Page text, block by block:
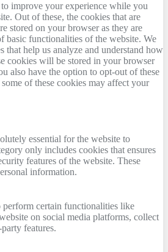
improve your experience while you
Out of these, the cookies that are
stored on your browser as they are
basic functionalities of the website. We
that help us analyze and understand how
cookies will be stored in your browser
also have the option to opt-out of these
of these cookies may affect your
essential for the website to
only includes cookies that ensures
features of the website. These
information.
certain functionalities like
on social media platforms, collect
features.